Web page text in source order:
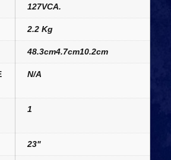
127VCA.
2.2 Kg
48.3cm4.7cm10.2cm
N/A
1
23"